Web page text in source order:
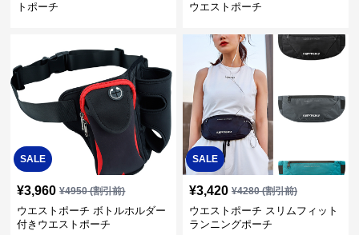
トポーチ
ウエストポーチ
SALE
¥3,960 ¥4950(割引前)
ウエストポーチ ボトルホルダー
付きウエストポーチ
SALE
¥3,420 ¥4280(割引前)
ウエストポーチ スリムフィット
ランニングポーチ